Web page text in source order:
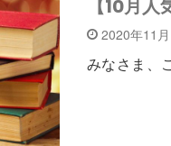
【10月
2020年11
みなさま、